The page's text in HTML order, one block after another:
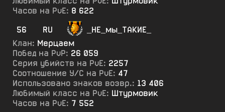
Часов на PvE: 8 622
56
RU
_НЕ_мы_ТАКИЕ_
Клан: Мерцаем
Побед на PvP: 26 059
Серия убийств на PvE: 2257
Соотношение У/С на PvE: 47
Использовано знаков возвр.: 13 406
Любимый класс на PvE: Штурмовик
Часов на PvE: 7 552